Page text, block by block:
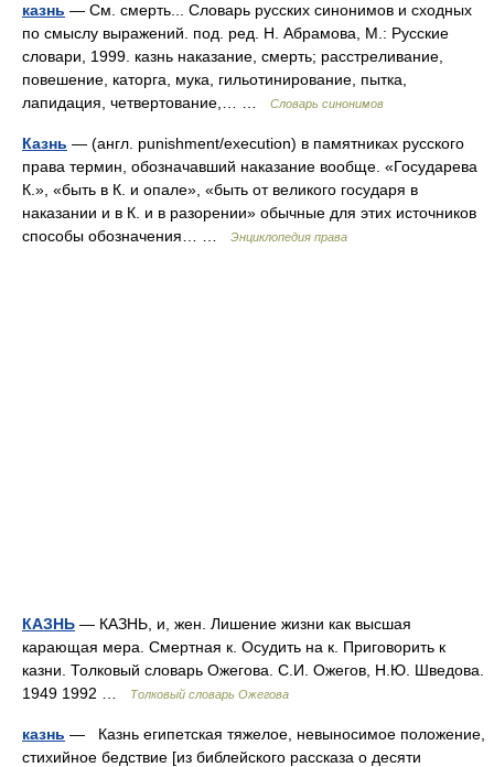
казнь — См. смерть... Словарь русских синонимов и сходных
по смыслу выражений. под. ред. Н. Абрамова, М.: Русские
словари, 1999. казнь наказание, смерть; расстреливание,
повешение, каторга, мука, гильотинирование, пытка,
лапидация, четвертование,… …
Словарь синонимов
Казнь — (англ. punishment/execution) в памятниках русского
права термин, обозначавший наказание вообще. «Государева
К.», «быть в К. и опале», «быть от великого государя в
наказании и в К. и в разорении» обычные для этих источников
способы обозначения… …
Энциклопедия права
КАЗНЬ — КАЗНЬ, и, жен. Лишение жизни как высшая
карающая мера. Смертная к. Осудить на к. Приговорить к
казни. Толковый словарь Ожегова. С.И. Ожегов, Н.Ю. Шведова.
1949 1992 …
Толковый словарь Ожегова
казнь — Казнь египетская тяжелое, невыносимое положение,
стихийное бедствие [из библейского рассказа о десяти